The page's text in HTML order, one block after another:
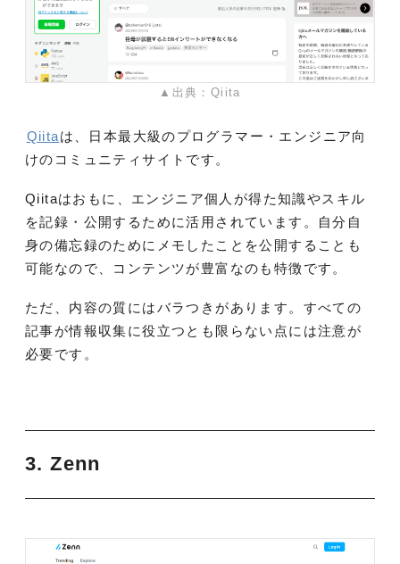
▲出典：Qiita
Qiitaは、日本最大級のプログラマー・エンジニア向
けのコミュニティサイトです。
Qiitaはおもに、エンジニア個人が得た知識やスキル
を記録・公開するために活用されています。自分自
身の備忘録のためにメモしたことを公開することも
可能なので、コンテンツが豊富なのも特徴です。
ただ、内容の質にはバラつきがあります。すべての
記事が情報収集に役立つとも限らない点には注意が
必要です。
3. Zenn